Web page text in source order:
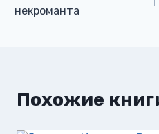
по
некроманта
Похожие